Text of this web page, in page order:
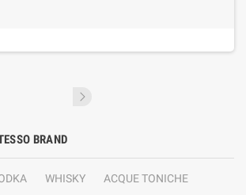
BRAND
WHISKY
ACQUE TONICHE